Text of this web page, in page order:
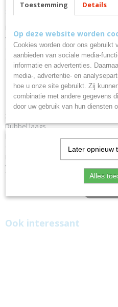
Slab met klittenband wit polyester
wordt gebreid in plaats van
elasticiteit in de stof terwijl deze
deze slabbe dubbel laags en
gebruiksvriendelijke
Specificaties
185 g/m
100% polyester
35 x 24 cm
Dubbel laags
Klittenbandsluiting
Getest en gekeurd conform de
Wasbaar tot 60°C
Ook interessant
Toestemming Details
Op deze website worden
Cookies worden door ons gebruikt
aanbieden van sociale media-
informatie en advertenties.
media-, advertentie- en
hoe u onze site gebruikt. Zij
combinatie met andere gegevens
door uw gebruik van hun diensten
Later opnieuw
Alles